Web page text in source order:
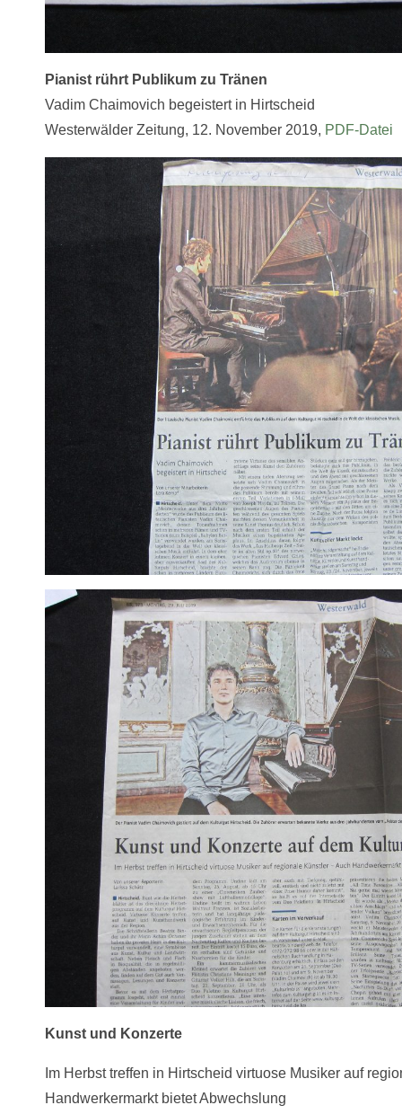
Pianist rührt Publikum zu Tränen
Vadim Chaimovich begeistert in Hirtscheid
Westerwälder Zeitung, 12. November 2019, PDF-Datei
Kunst und Konzerte
Im Herbst treffen in Hirtscheid virtuose Musiker auf
Handwerkermarkt bietet Abwechslung